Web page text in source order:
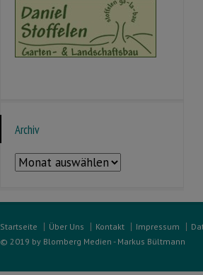
Archiv
Archiv
Startseite Über Uns Kontakt Impressum
© 2019 by Blomberg Medien - Markus Bültmann